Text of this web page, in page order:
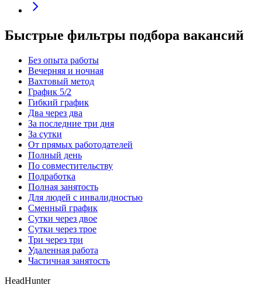
Быстрые фильтры подбора вакансий
Без опыта работы
Вечерняя и ночная
Вахтовый метод
График 5/2
Гибкий график
Два через два
За последние три дня
За сутки
От прямых работодателей
Полный день
По совместительству
Подработка
Полная занятость
Для людей с инвалидностью
Сменный график
Сутки через двое
Сутки через трое
Три через три
Удаленная работа
Частичная занятость
HeadHunter